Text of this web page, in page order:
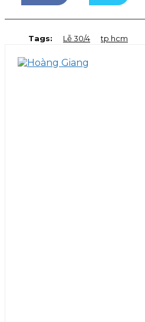
Tags: Lễ 30/4 tp hcm